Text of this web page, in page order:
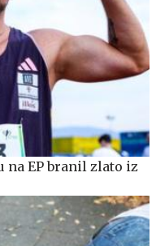
na EP branil zlato iz